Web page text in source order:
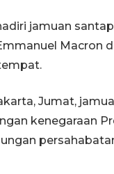
jamuan
Macron
Jumat,
kenegaraan